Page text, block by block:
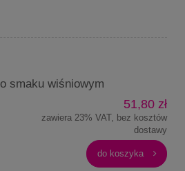
smaku wiśniowym
51,80 zł
zawiera 23% VAT, bez kosztów
dostawy
do koszyka